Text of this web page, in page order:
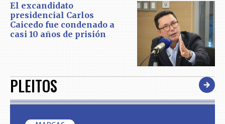
El excandidato
presidencial Carlos
Caicedo fue condenado a
casi 10 años de prisión
PLEITOS